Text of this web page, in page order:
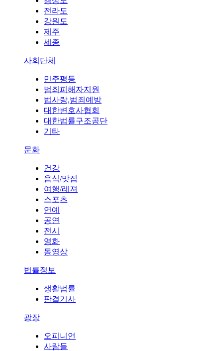
전라도
강원도
제주
세종
사회단체
민주평등
범죄피해자지원
법사랑,범죄예방
대한변호사협회
대한법률구조공단
기타
문화
건강
음식/맛집
여행/레져
스포츠
연예
공연
전시
영화
동영상
법률정보
생활법률
판결기사
광장
오피니언
사람들